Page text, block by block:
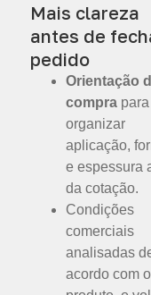
Mais clareza
antes de
pedido
Orientação
compra para
organizar
aplicação,
e espessura
da cotação.
Condições
comerciais
analisadas
acordo com o